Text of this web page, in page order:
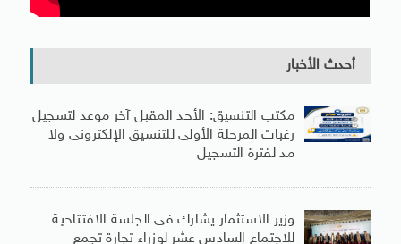
أحدث الأخبار
مكتب التنسيق: الأحد المقبل آخر موعد لتسجيل
رغبات المرحلة الأولى للتنسيق الإلكترونى ولا
مد لفترة التسجيل
وزير الاستثمار يشارك فى الجلسة الافتتاحية
للاجتماع السادس عشر لوزراء تجارة تجمع